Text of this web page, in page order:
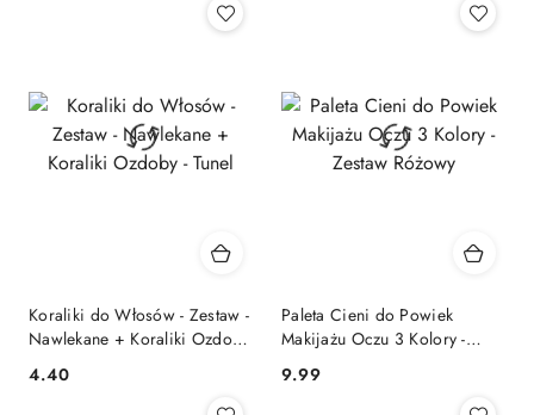
Koraliki do Włosów - Zestaw -
Nawlekane + Koraliki Ozdoby
Cena:
4.40
Paleta Cieni do Powiek
Makijażu Oczu 3 Kolory -
Cena:
9.99